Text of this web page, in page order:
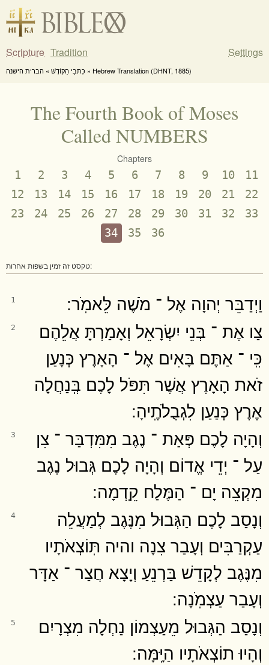
Scripture Tradition Settings
כִּתבֵי הַקוֹדֶשׁ » הברית הישנה » Hebrew Translation (DHNT, 1885)
The Fourth Book of Moses
Called NUMBERS
Chapters
1 2 3 4 5 6 7 8 9 10
11
12
13 14 15 16 17 18 19 20 21
22
23
24 25 26 27 28 29 30 31 32
33
34
35 36
טקסט זה זמין בשפות אחרות:
1 וַיְדַבֵּר יְהוָה אֶל ־ מֹשֶׁה לֵּאמֹֽר ׃
2
צַו אֶת ־ בְּנֵי יִשְׂרָאֵל וְאָמַרְתָּ אֲלֵהֶם
כִּֽי ־ אַתֶּם בָּאִים אֶל ־ הָאָרֶץ כְּנָעַן
זֹאת הָאָרֶץ אֲשֶׁר תִּפֹּל לָכֶם בְּֽנַחֲלָה
אֶרֶץ כְּנַעַן לִגְבֻלֹתֶֽיהָ ׃
3
וְהָיָה לָכֶם פְּאַת ־ נֶגֶב מִמִּדְבַּר ־ צִן
עַל ־ יְדֵי אֱדוֹם וְהָיָה לָכֶם גְּבוּל נֶגֶב
מִקְצֵה יָם ־ הַמֶּלַח קֵֽדְמָה ׃
4
וְנָסַב לָכֶם הַגְּבוּל מִנֶּגֶב לְמַעֲלֵה
עַקְרַבִּים וְעָבַר צִנָה והיה תּֽוֹצְאֹתָיו
מִנֶּגֶב לְקָדֵשׁ בַּרְנֵעַ וְיָצָא חֲצַר ־ אַדָּר
וְעָבַר עַצְמֹֽנָה ׃
5
וְנָסַב הַגְּבוּל מֵעַצְמוֹן נַחְלָה מִצְרָיִם
וְהָיוּ תוֹצְאֹתָיו הַיָּֽמָּה ׃